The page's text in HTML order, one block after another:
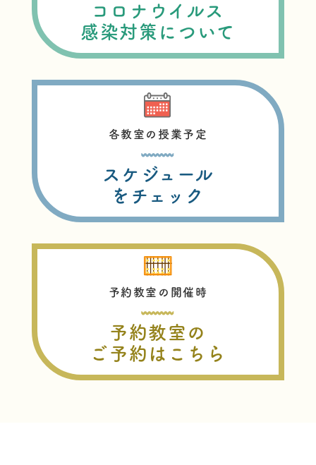
コロナウイルス
感染対策について
各教室の授業予定
スケジュール
をチェック
予約教室の開催時
予約教室の
ご予約はこちら